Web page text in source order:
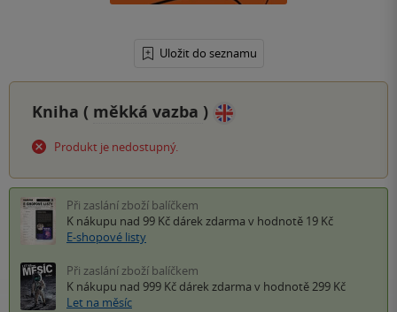
Uložit do seznamu
Kniha ( měkká vazba )
Produkt je nedostupný.
Při zaslání zboží balíčkem
K nákupu nad 99 Kč dárek zdarma v hodnotě 19 Kč
E-shopové listy
Při zaslání zboží balíčkem
K nákupu nad 999 Kč dárek zdarma v hodnotě 299 Kč
Let na měsíc